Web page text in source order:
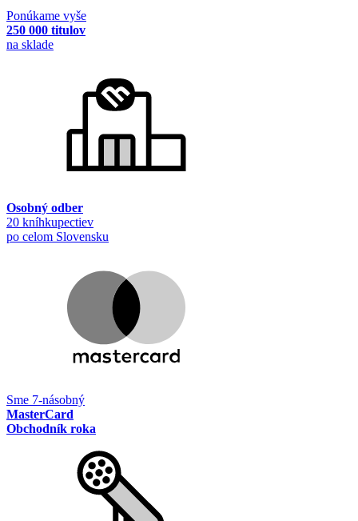
Ponúkame vyše
250 000 titulov
na sklade
Osobný odber
20 kníhkupectiev
po celom Slovensku
Sme 7-násobný
MasterCard
Obchodník roka